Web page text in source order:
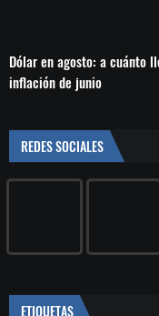
Dólar en agosto: a cuánto
inflación de junio
REDES SOCIALES
ETIQUETAS